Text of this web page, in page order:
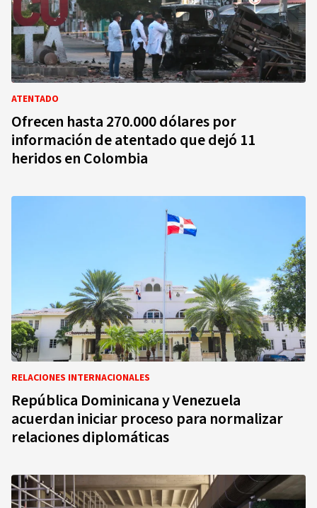
ATENTADO
Ofrecen hasta 270.000 dólares por
información de atentado que dejó 11
heridos en Colombia
RELACIONES INTERNACIONALES
República Dominicana y Venezuela
acuerdan iniciar proceso para normalizar
relaciones diplomáticas